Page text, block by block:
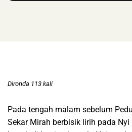
Dironda 113 kali
Pada tengah malam sebelum
Sekar Mirah berbisik lirih pada Nyi